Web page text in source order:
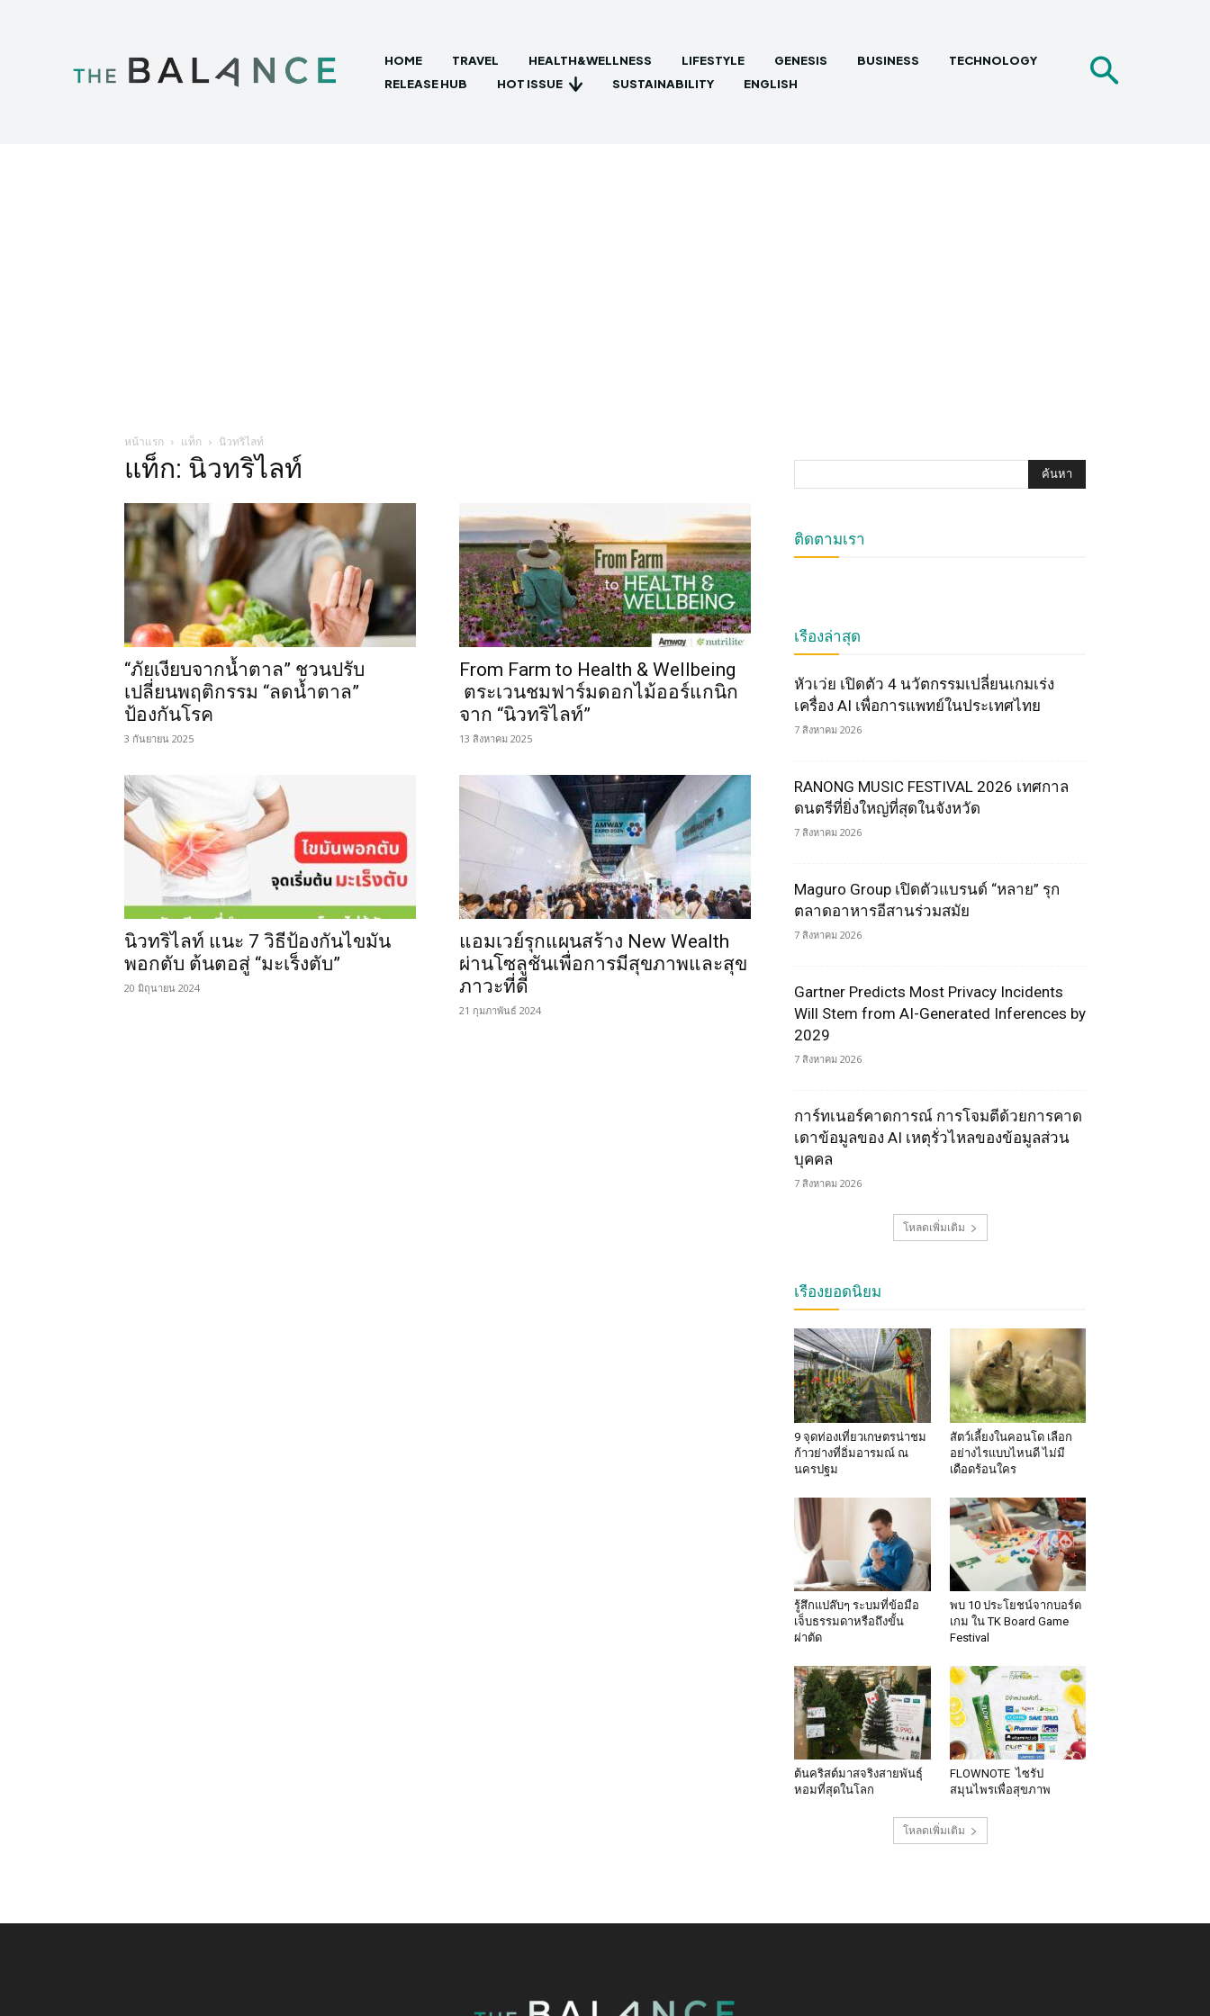
HOME TRAVEL HEALTH&WELLNESS LIFESTYLE GENESIS BUSINESS
TECHNOLOGY
RELEASE HUB
HOT ISSUE SUSTAINABILITY ENGLISH
หน้าแรก แท็ก นิวทริไลท์
แท็ก: นิวทริไลท์
“ภัยเงียบจากน้ำตาล” ชวนปรับ
เปลี่ยนพฤติกรรม “ลดน้ำตาล”
ป้องกันโรค
3 กันยายน 2025
From Farm to Health & Wellbeing
ตระเวนชมฟาร์มดอกไม้ออร์แกนิก
จาก “นิวทริไลท์”​
13 สิงหาคม 2025
นิวทริไลท์ แนะ 7 วิธีป้องกันไขมัน
พอกตับ ต้นตอสู่ “มะเร็งตับ”
20 มิถุนายน 2024
แอมเวย์รุกแผนสร้าง New Wealth
ผ่านโซลูชันเพื่อการมีสุขภาพและสุข
ภาวะที่ดี
21 กุมภาพันธ์ 2024
ติดตามเรา
เรื่องล่าสุด
หัวเว่ย เปิดตัว 4 นวัตกรรมเปลี่ยนเกมเร่ง
เครื่อง AI เพื่อการแพทย์ในประเทศไทย
7 สิงหาคม 2026
RANONG MUSIC FESTIVAL 2026 เทศกาล
ดนตรีที่ยิ่งใหญ่ที่สุดในจังหวัด
7 สิงหาคม 2026
Maguro Group เปิดตัวแบรนด์ “หลาย” รุก
ตลาดอาหารอีสานร่วมสมัย
7 สิงหาคม 2026
Gartner Predicts Most Privacy Incidents
Will Stem from AI-Generated Inferences by
2029
7 สิงหาคม 2026
การ์ทเนอร์คาดการณ์ การโจมตีด้วยการคาด
เดาข้อมูลของ AI เหตุรั่วไหลของข้อมูลส่วน
บุคคล
7 สิงหาคม 2026
โหลดเพิ่มเติม
เรื่องยอดนิยม
9 จุดท่องเที่ยวเกษตรน่าชม
ก้าวย่างที่อิ่มอารมณ์ ณ
นครปฐม
สัตว์เลี้ยงในคอนโด เลือก
อย่างไรแบบไหนดี ไม่มี
เดือดร้อนใคร
รู้สึกแปล๊บๆ ระบมที่ข้อมือ
เจ็บธรรมดาหรือถึงขั้น
ผ่าตัด
พบ 10 ประโยชน์จากบอร์ด
เกม ใน TK Board Game
Festival
ต้นคริสต์มาสจริงสายพันธุ์
หอมที่สุดในโลก
FLOWNOTE ไซรัป
สมุนไพรเพื่อสุขภาพ
โหลดเพิ่มเติม